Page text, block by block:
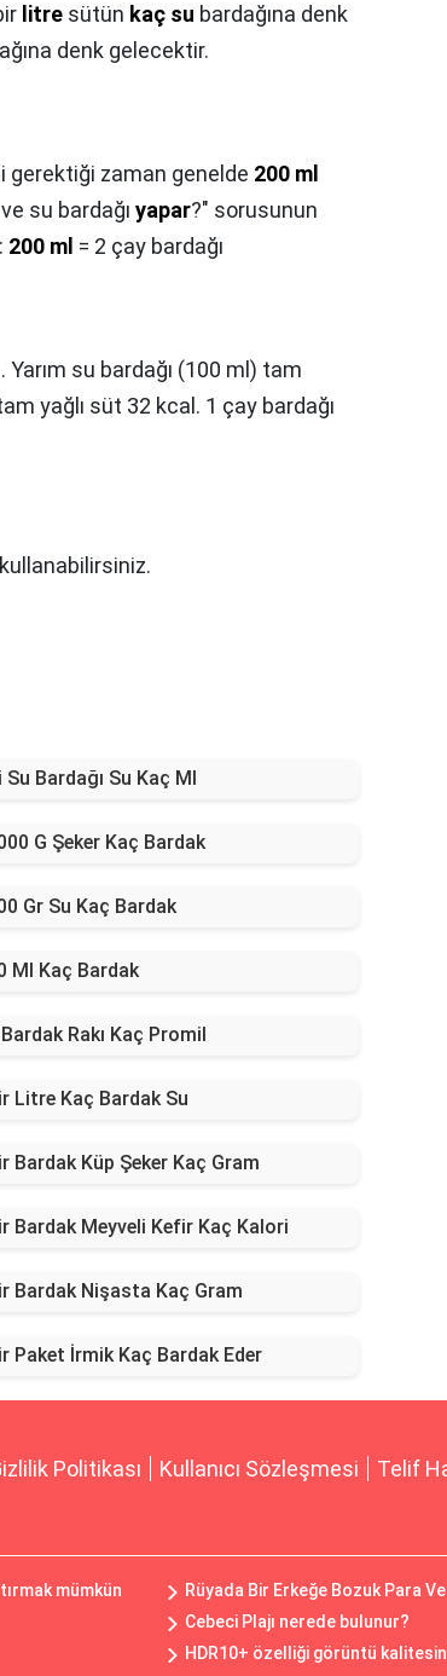
litre sütün kaç su bardağına denk
denk gelecektir.
gerektiği zaman genelde 200 ml
su bardağı yapar?" sorusunun
200 ml = 2 çay bardağı
. Yarım su bardağı (100 ml) tam
yağlı süt 32 kcal. 1 çay bardağı
Su Bardağı Su Kaç Ml
G Şeker Kaç Bardak
Gr Su Kaç Bardak
Ml Kaç Bardak
Rakı Kaç Promil
Litre Kaç Bardak Su
Bardak Küp Şeker Kaç Gram
Bardak Meyveli Kefir Kaç Kalori
Bardak Nişasta Kaç Gram
Paket İrmik Kaç Bardak Eder
Politikası Kullanıcı Sözleşmesi Telif
mümkün
Rüyada Bir Erkeğe Bozuk Para
Cebeci Plajı nerede bulunur?
HDR10+ özelliği görüntü